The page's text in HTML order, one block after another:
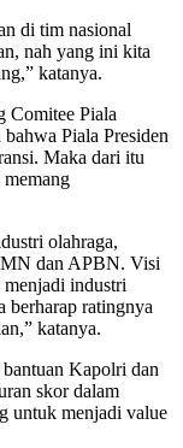
di tim nasional
nah yang ini kita
katanya.
Comitee Piala
Piala Presiden
Maka dari itu
olahraga,
dan APBN. Visi
industri
berharap ratingnya
katanya.
Kapolri dan
skor dalam
untuk menjadi value